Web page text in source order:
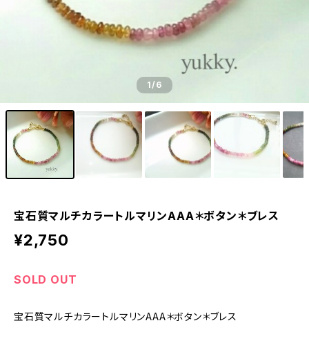
1/6
宝石質マルチカラートルマリンAAA＊ボタン＊ブレス
¥2,750
SOLD OUT
宝石質マルチカラートルマリンAAA＊ボタン＊ブレス